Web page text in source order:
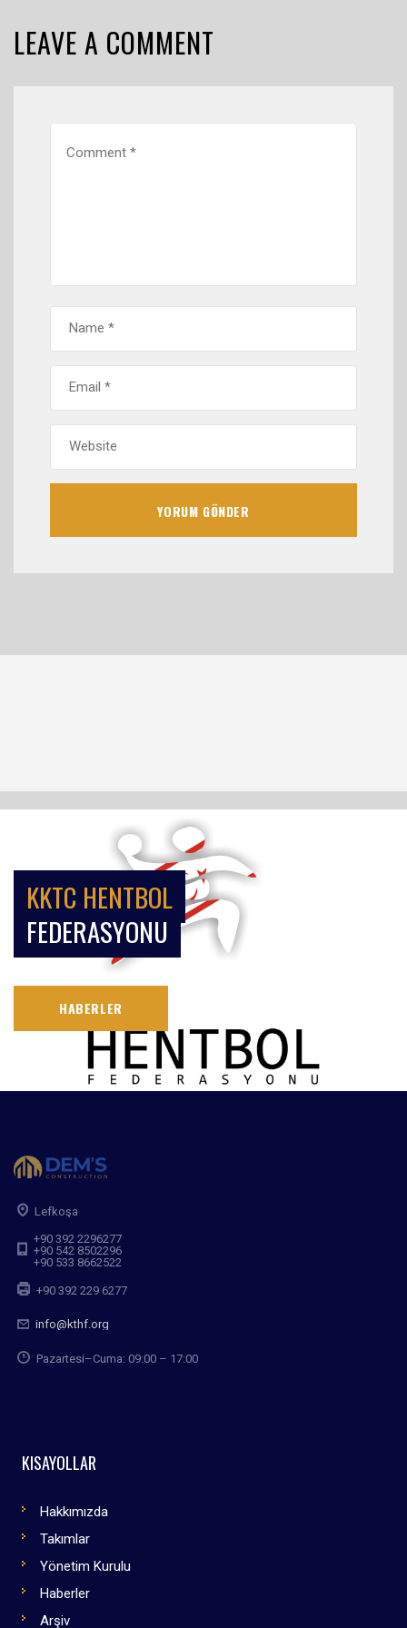
LEAVE A COMMENT
KKTC HENTBOL
FEDERASYONU
HABERLER
Lefkoşa
+90 392 2296277
+90 542 8502296
+90 533 8662522
+90 392 229 6277
info@kthf.org
Pazartesi–Cuma: 09:00 – 17:00
KISAYOLLAR
Hakkımızda
Takımlar
Yönetim Kurulu
Haberler
Arşiv